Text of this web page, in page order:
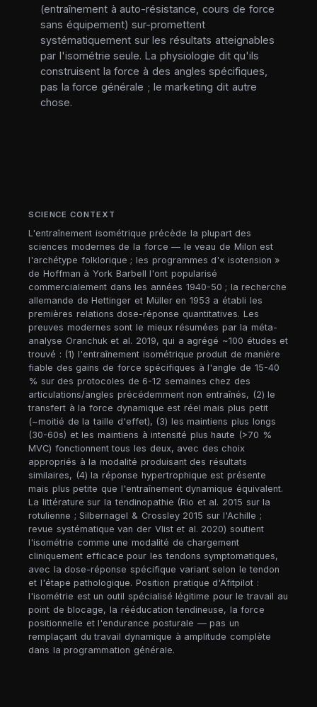
(entraînement à auto-résistance, cours de force
sans équipement) sur-promettent
systématiquement sur les résultats atteignables
par l'isométrie seule. La physiologie dit qu'ils
construisent la force à des angles spécifiques,
pas la force générale ; le marketing dit autre
chose.
SCIENCE CONTEXT
L'entraînement isométrique précède la plupart des
sciences modernes de la force — le veau de Milon est
l'archétype folklorique ; les programmes d'« isotension »
de Hoffman à York Barbell l'ont popularisé
commercialement dans les années 1940-50 ; la recherche
allemande de Hettinger et Müller en 1953 a établi les
premières relations dose-réponse quantitatives. Les
preuves modernes sont le mieux résumées par la méta-
analyse Oranchuk et al. 2019, qui a agrégé ~100 études et
trouvé : (1) l'entraînement isométrique produit de manière
fiable des gains de force spécifiques à l'angle de 15-40
% sur des protocoles de 6-12 semaines chez des
articulations/angles précédemment non entraînés, (2) le
transfert à la force dynamique est réel mais plus petit
(~moitié de la taille d'effet), (3) les maintiens plus longs
(30-60s) et les maintiens à intensité plus haute (>70 %
MVC) fonctionnent tous les deux, avec des choix
appropriés à la modalité produisant des résultats
similaires, (4) la réponse hypertrophique est présente
mais plus petite que l'entraînement dynamique équivalent.
La littérature sur la tendinopathie (Rio et al. 2015 sur la
rotulienne ; Silbernagel & Crossley 2015 sur l'Achille ;
revue systématique van der Vlist et al. 2020) soutient
l'isométrie comme une modalité de chargement
cliniquement efficace pour les tendons symptomatiques,
avec la dose-réponse spécifique variant selon le tendon
et l'étape pathologique. Position pratique d'Afitpilot :
l'isométrie est un outil spécialisé légitime pour le travail au
point de blocage, la rééducation tendineuse, la force
positionnelle et l'endurance posturale — pas un
remplaçant du travail dynamique à amplitude complète
dans la programmation générale.